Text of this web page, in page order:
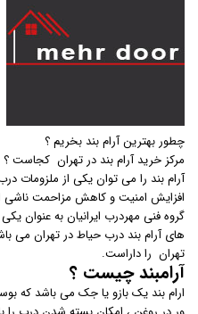
چطور بهترین آرام بند بخریم ؟
مرکز خرید آرام بند در تهران کجاست ؟
آرام بند را می توان یکی از ملزومات
افزایش امنیت و کاهش مزاحمت
گروه فنی مهردرب ایرانیان به عنوان
های آرام بند درب حیاط در تهران می
تهران را داراست.
آرامبند چیست ؟
ارام بند یک بازو یا جک می باشد که